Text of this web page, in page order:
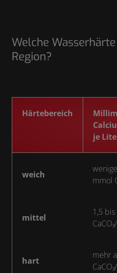
Welche
Region?
Härtebereich
je
weich
mmol
mittel
1,5
hart
mehr